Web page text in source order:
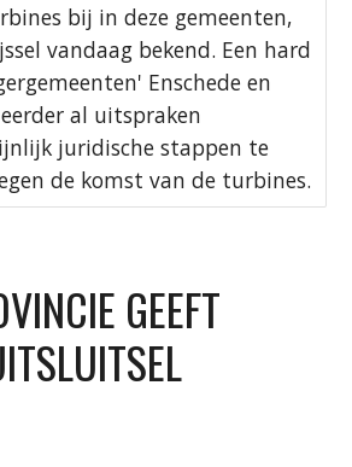
bij in deze gemeenten,
vandaag bekend. Een hard
Enschede en
al uitspraken
juridische stappen te
de komst van de turbines.
GEEFT